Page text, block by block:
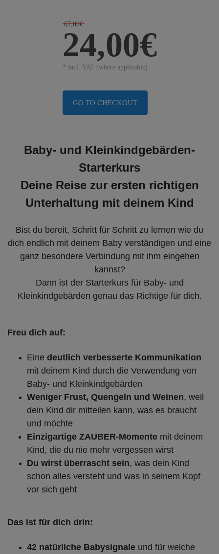
67,00€
24,00€
* incl. VAT (where applicable)
GO TO CHECKOUT
Baby- und Kleinkindgebärden-
Starterkurs
Deine Reise zur ersten richtigen
Unterhaltung mit deinem Kind
Bist du bereit, Schritt für Schritt zu lernen wie du
dich endlich mit deinem Baby verständigen und eine
ganz besondere Verbindung mit ihm eingehen
kannst?
Dann ist der Starterkurs für Baby- und
Kleinkindgebärden genau das Richtige für dich.
Freu dich auf:
Eine deutlich verbesserte Kommunikation
mit deinem Kind durch die Verwendung von
Baby- und Kleinkindgebärden
Weniger Frust, Quengeln und Weinen, weil
dein Kind dir mitteilen kann, was es braucht
und möchte
Einzigartige ZAUBER-Momente mit deinem
Kind, die du nie mehr vergessen wirst
Du wirst überrascht sein, was dein Kind
schon alles versteht und was in seinem Kopf
vor sich geht
Das ist für dich drin:
42 natürliche Babysignale und für welche